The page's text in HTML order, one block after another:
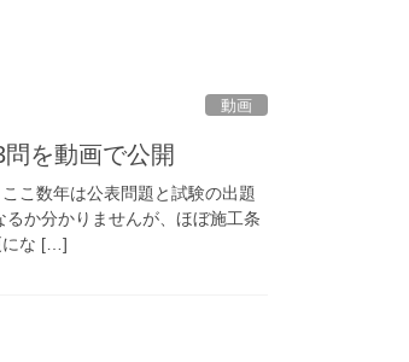
動画
を動画で公開
こ数年は公表問題と試験の出題
か分かりませんが、ほぼ施工条
にな […]